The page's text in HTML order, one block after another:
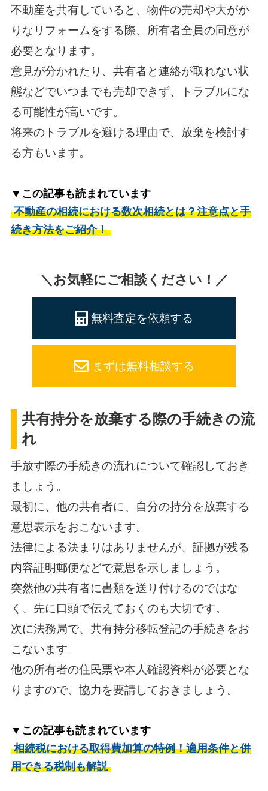
不動産を共有していると、物件の売却や大がか
りなリフォームをする際、所有者全員の同意が
必要となります。
意見が分かれたり、共有者と連絡が取れない状
態などでいつまでも売却できず、トラブルにな
る可能性が高いです。
将来のトラブルを避ける理由で、放棄を検討す
る方もいます。
▼この記事も読まれています
不動産の相続における数次相続とは？注意点と手
続き方法をご紹介！
＼お気軽にご相談ください！／
無料査定を依頼する
まずは無料相談する
共有持分を放棄する際の手続きの流
れ
手放す際の手続きの流れについて確認しておき
ましょう。
最初に、他の共有者に、自分の持分を放棄する
意思表示をおこないます。
法律による決まりはありませんが、証拠が残る
内容証明郵便などで意思を示しましょう。
突然他の共有者に書類を送り付けるのではな
く、先に口頭で伝えておくのも大切です。
次に法務局で、共有持分移転登記の手続きをお
こないます。
他の所有者の住民票や本人確認資料が必要とな
りますので、協力を要請しておきましょう。
▼この記事も読まれています
相続税における取得費加算の特例！適用条件と併
用できる税制も解説